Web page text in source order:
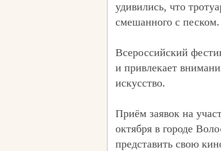
удивились, что
смешанного с песком.
Всероссийский
и привлекает
искусство.
Приём заявок на
октября в городе
представить свою